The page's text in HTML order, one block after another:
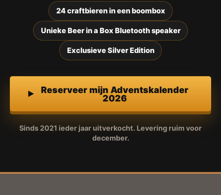
24 craftbieren in een boombox
Unieke Beer in a Box Bluetooth speaker
Exclusieve Silver Edition
Reserveer mijn Adventskalender
2026
Sinds 2021 ieder jaar uitverkocht. Levering ruim voor
december.